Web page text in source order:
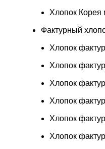
Хлопок Корея
Фактурный
Хлопок
Хлопок
Хлопок
Хлопок
Хлопок
Хлопок